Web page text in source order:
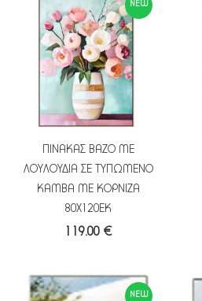
NEW
ΠΙΝΑΚΑΣ ΒΑΖΟ ΜΕ
ΛΟΥΛΟΥΔΙΑ ΣΕ ΤΥΠΩΜΕΝΟ
ΚΑΜΒΑ ΜΕ ΚΟΡΝΙΖΑ
80Χ120ΕΚ
119.00 €
NEW